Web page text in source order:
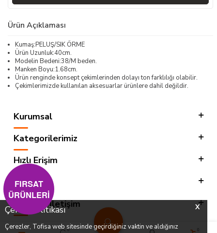
X
Çerez Politikası
Çerezler, Tofisa web sitesinde geçirdiğiniz vaktin ve aldığınız
0 0
Ürün Açıklaması
Kumaş:PELUŞ/SIK ÖRME
Ürün Uzunluk:40cm.
Modelin Bedeni:38/M beden.
Manken Boyu:1.68cm.
Ürün renginde konsept çekimlerinden dolayı ton farklılığı olabilir.
Çekimlerimizde kullanılan aksesuarlar ürünlere dahil değildir.
Kurumsal
Kategorilerimiz
Hızlı Erişim
Sosyal
Adres & İletişim
FIRSAT
ÜRÜNLERİ